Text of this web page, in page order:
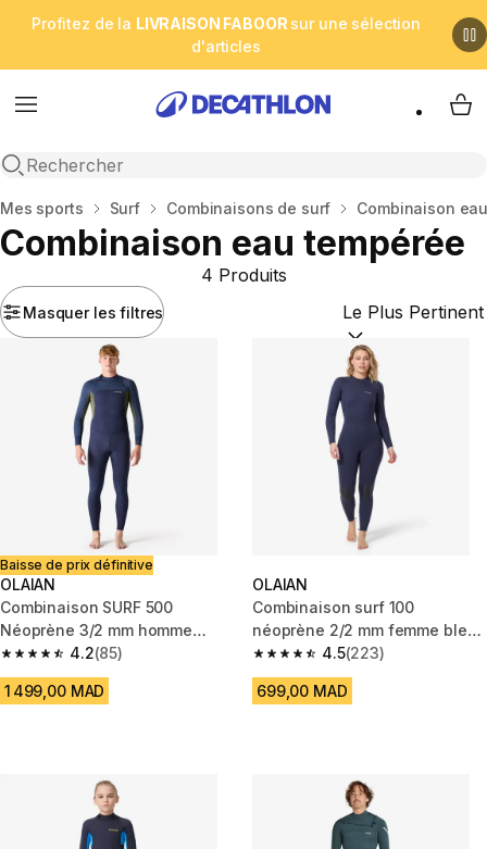
Profitez de la LIVRAISON FABOOR sur une sélection
d'articles
Menu
Open search
My
Accueil
Mes sports Surf Combinaisons de surf Combinaison
Combinaison eau tempérée
Masquer les filtres
4 Produits
Trier par :
Baisse de prix définitive
OLAIAN
Combinaison SURF 500
Néoprène 3/2 mm homme
Bleue kaki4.2
4.2 out of 5 stars from 85 reviews
(85)
1 499,00 MAD
OLAIAN
Combinaison surf 100
néoprène 2/2 mm femme bleu
marine back zip
4.5
4.5 out of 5 stars from 223
(223)
699,00 MAD